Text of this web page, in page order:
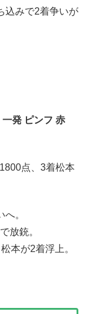
込みで2着争いが
発 ピンフ 赤
点、3着松本
。
放銃。
本が2着浮上。